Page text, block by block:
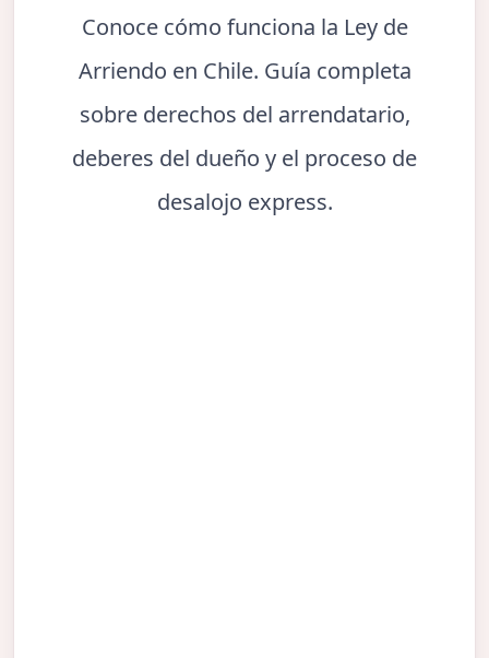
Conoce cómo funciona la Ley de
Arriendo en Chile. Guía completa
sobre derechos del arrendatario,
deberes del dueño y el proceso de
desalojo express.